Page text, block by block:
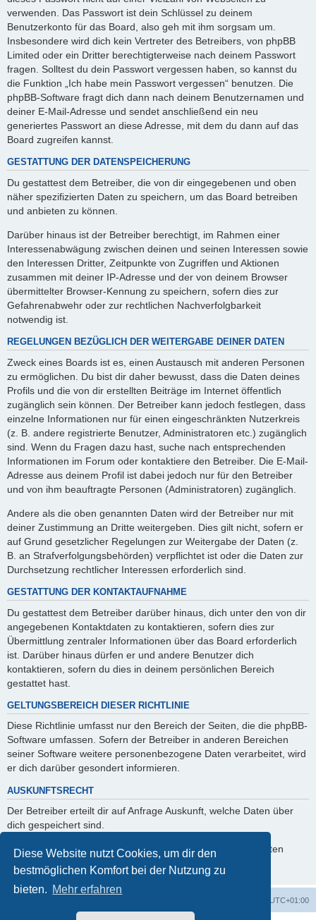
Diese Website nutzt Cookies, um dir den
bestmöglichen Komfort bei der Nutzung zu
bieten. Mehr erfahren
verwenden. Das Passwort ist dein Schlüssel zu deinem
Benutzerkonto für das Board, also geh mit ihm sorgsam um.
Insbesondere wird dich kein Vertreter des Betreibers, von phpBB
Limited oder ein Dritter berechtigterweise nach deinem Passwort
fragen. Solltest du dein Passwort vergessen haben, so kannst du
die Funktion „Ich habe mein Passwort vergessen“ benutzen. Die
phpBB-Software fragt dich dann nach deinem Benutzernamen und
deiner E-Mail-Adresse und sendet anschließend ein neu
generiertes Passwort an diese Adresse, mit dem du dann auf das
Board zugreifen kannst.
GESTATTUNG DER DATENSPEICHERUNG
Du gestattest dem Betreiber, die von dir eingegebenen und oben
näher spezifizierten Daten zu speichern, um das Board betreiben
und anbieten zu können.
Darüber hinaus ist der Betreiber berechtigt, im Rahmen einer
Interessenabwägung zwischen deinen und seinen Interessen sowie
den Interessen Dritter, Zeitpunkte von Zugriffen und Aktionen
zusammen mit deiner IP-Adresse und der von deinem Browser
übermittelter Browser-Kennung zu speichern, sofern dies zur
Gefahrenabwehr oder zur rechtlichen Nachverfolgbarkeit
notwendig ist.
REGELUNGEN BEZÜGLICH DER WEITERGABE DEINER DATEN
Zweck eines Boards ist es, einen Austausch mit anderen Personen
zu ermöglichen. Du bist dir daher bewusst, dass die Daten deines
Profils und die von dir erstellten Beiträge im Internet öffentlich
zugänglich sein können. Der Betreiber kann jedoch festlegen, dass
einzelne Informationen nur für einen eingeschränkten Nutzerkreis
(z. B. andere registrierte Benutzer, Administratoren etc.) zugänglich
sind. Wenn du Fragen dazu hast, suche nach entsprechenden
Informationen im Forum oder kontaktiere den Betreiber. Die E-Mail-
Adresse aus deinem Profil ist dabei jedoch nur für den Betreiber
und von ihm beauftragte Personen (Administratoren) zugänglich.
Andere als die oben genannten Daten wird der Betreiber nur mit
deiner Zustimmung an Dritte weitergeben. Dies gilt nicht, sofern er
auf Grund gesetzlicher Regelungen zur Weitergabe der Daten (z.
B. an Strafverfolgungsbehörden) verpflichtet ist oder die Daten zur
Durchsetzung rechtlicher Interessen erforderlich sind.
GESTATTUNG DER KONTAKTAUFNAHME
Du gestattest dem Betreiber darüber hinaus, dich unter den von dir
angegebenen Kontaktdaten zu kontaktieren, sofern dies zur
Übermittlung zentraler Informationen über das Board erforderlich
ist. Darüber hinaus dürfen er und andere Benutzer dich
kontaktieren, sofern du dies in deinem persönlichen Bereich
gestattet hast.
GELTUNGSBEREICH DIESER RICHTLINIE
Diese Richtlinie umfasst nur den Bereich der Seiten, die die phpBB-
Software umfassen. Sofern der Betreiber in anderen Bereichen
seiner Software weitere personenbezogene Daten verarbeitet, wird
er dich darüber gesondert informieren.
AUSKUNFTSRECHT
Der Betreiber erteilt dir auf Anfrage Auskunft, welche Daten über
dich gespeichert sind.
Du kannst jederzeit die Löschung bzw. Sperrung deiner Daten
verlangen. Kontaktiere hierzu bitte den Betreiber.
UTC+01:00